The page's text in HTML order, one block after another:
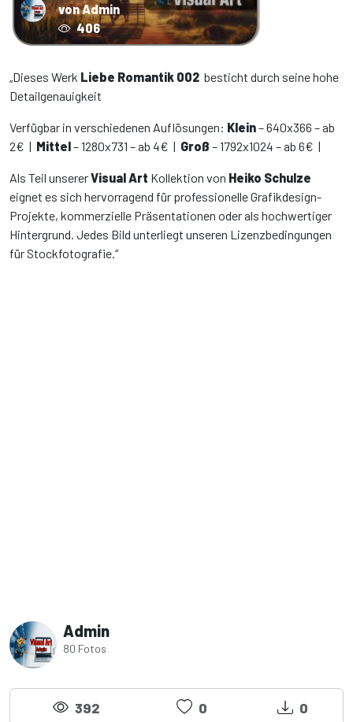
von Admin
406
„Dieses Werk Liebe Romantik 002 besticht durch seine hohe
Detailgenauigkeit
Verfügbar in verschiedenen Auflösungen: Klein– 640x366 – ab
2€ | Mittel– 1280x731 – ab 4€ | Groß – 1792x1024 – ab 6€ |
Als Teil unsererVisual Art Kollektion von Heiko Schulze
eignet es sich hervorragend für professionelle Grafikdesign-
Projekte, kommerzielle Präsentationen oder als hochwertiger
Hintergrund. Jedes Bild unterliegt unseren Lizenzbedingungen
für Stockfotografie.“
Admin
80 Fotos
392 0 0